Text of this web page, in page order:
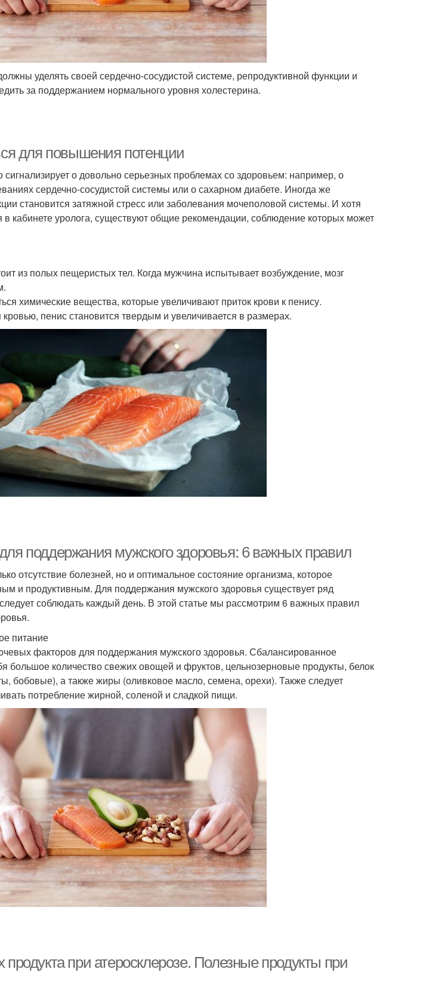
уделять своей сердечно-сосудистой системе, репродуктивной функции и
за поддержанием нормального уровня холестерина.
для повышения потенции
о довольно серьезных проблемах со здоровьем: например, о
сердечно-сосудистой системы или о сахарном диабете. Иногда же
становится затяжной стресс или заболевания мочеполовой системы. И хотя
кабинете уролога, существуют общие рекомендации, соблюдение которых может
из полых пещеристых тел. Когда мужчина испытывает возбуждение, мозг
химические вещества, которые увеличивают приток крови к пенису.
пенис становится твердым и увеличивается в размерах.
поддержания мужского здоровья: 6 важных правил
отсутствие болезней, но и оптимальное состояние организма, которое
и продуктивным. Для поддержания мужского здоровья существует ряд
соблюдать каждый день. В этой статье мы рассмотрим 6 важных правил
питание
факторов для поддержания мужского здоровья. Сбалансированное
большое количество свежих овощей и фруктов, цельнозерновые продукты, белок
бобовые), а также жиры (оливковое масло, семена, орехи). Также следует
потребление жирной, соленой и сладкой пищи.
при атеросклерозе. Полезные продукты при